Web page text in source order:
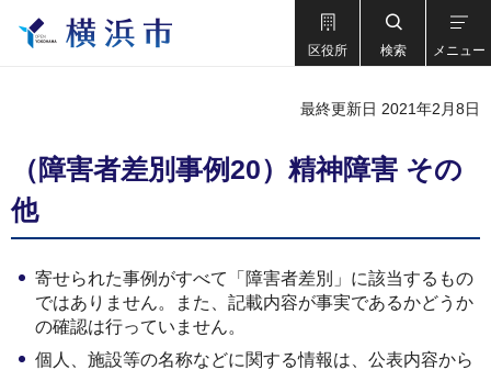
区役所 検索 メニュー
最終更新日 2021年2月8日
（障害者差別事例20）精神障害 その
他
寄せられた事例がすべて「障害者差別」に該当するもの
ではありません。また、記載内容が事実であるかどうか
の確認は行っていません。
個人、施設等の名称などに関する情報は、公表内容から